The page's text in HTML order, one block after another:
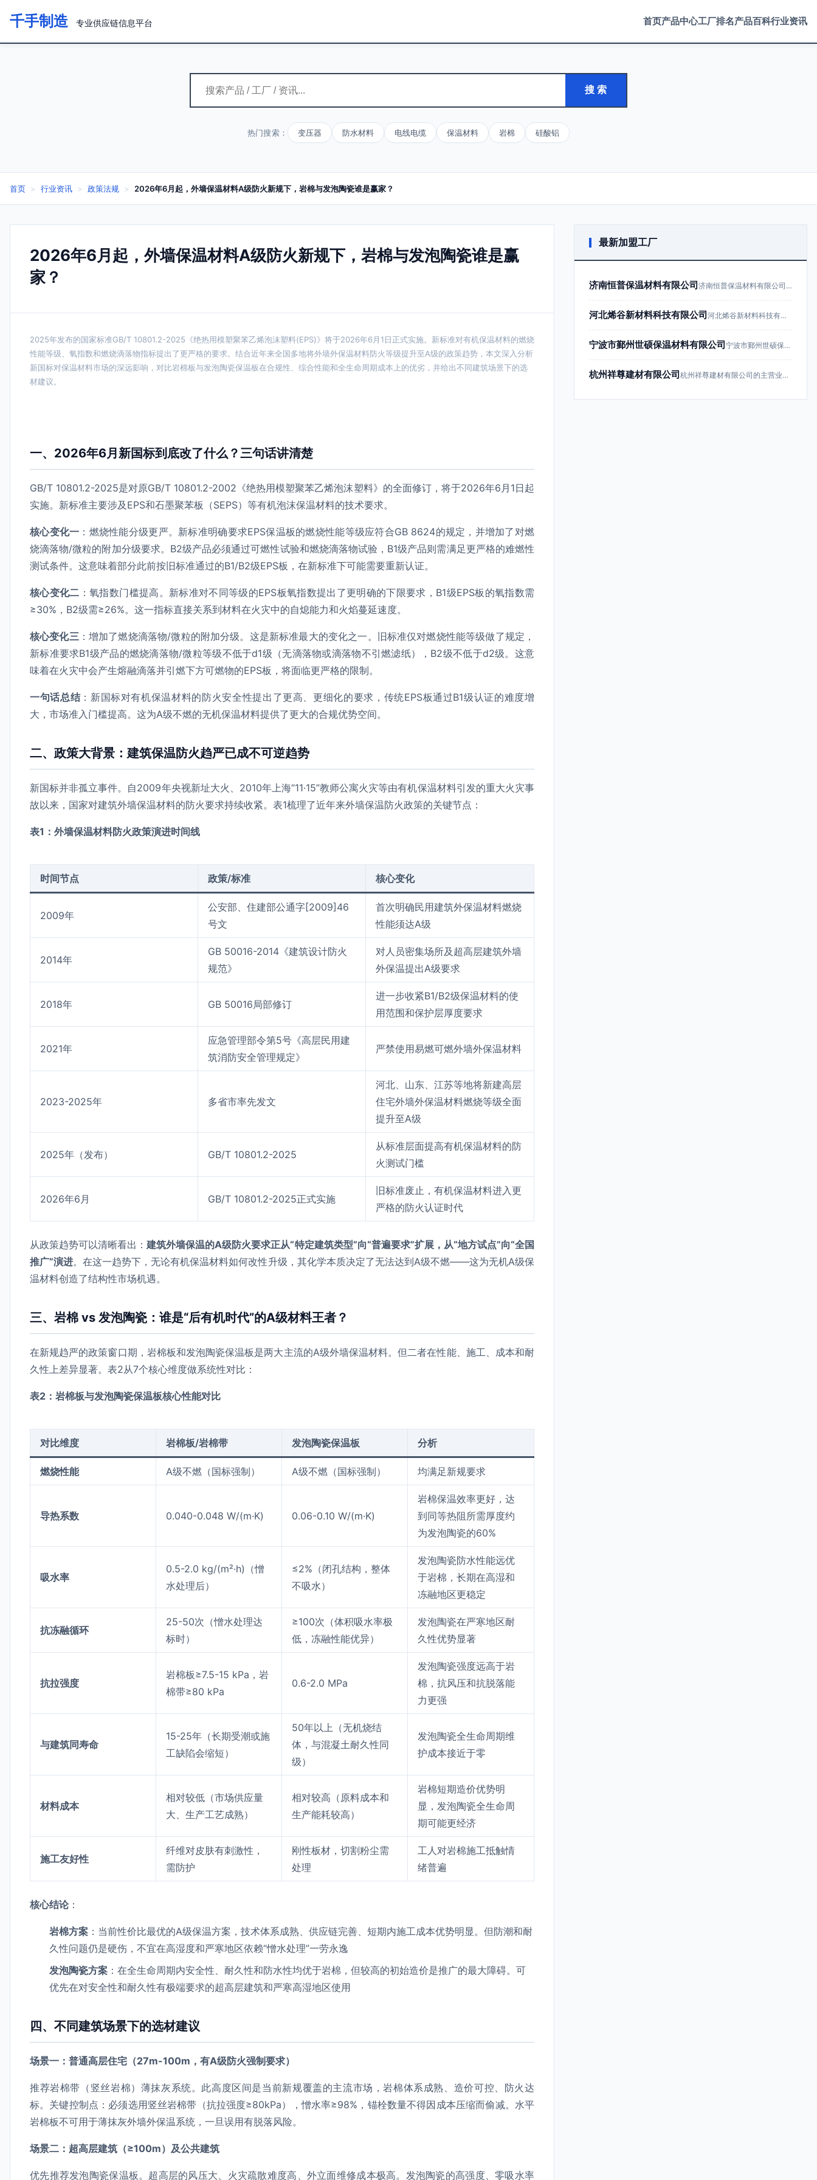
千手制造 专业供应链信息平台 首页产品中心工厂排名产品百科行业资讯
搜 索
热门搜索： 变压器 防水材料 电线电缆 保温材料 岩棉 硅酸铝
首页 > 行业资讯 > 政策法规 > 2026年6月起，外墙保温材料A级防火新规下，岩棉与发泡陶瓷谁是赢家？
2026年6月起，外墙保温材料A级防火新规下，岩棉与发泡陶瓷谁是赢
家？
2025年发布的国家标准GB/T 10801.2-2025《绝热用模塑聚苯乙烯泡沫塑料(EPS)》将于2026年6月1日正式实施。新标准对有机保温材料的燃烧
性能等级、氧指数和燃烧滴落物指标提出了更严格的要求。结合近年来全国多地将外墙外保温材料防火等级提升至A级的政策趋势，本文深入分析
新国标对保温材料市场的深远影响，对比岩棉板与发泡陶瓷保温板在合规性、综合性能和全生命周期成本上的优劣，并给出不同建筑场景下的选
材建议。
一、2026年6月新国标到底改了什么？三句话讲清楚
GB/T 10801.2-2025是对原GB/T 10801.2-2002《绝热用模塑聚苯乙烯泡沫塑料》的全面修订，将于2026年6月1日起
实施。新标准主要涉及EPS和石墨聚苯板（SEPS）等有机泡沫保温材料的技术要求。
核心变化一 ：燃烧性能分级更严。新标准明确要求EPS保温板的燃烧性能等级应符合GB 8624的规定，并增加了对燃
烧滴落物/微粒的附加分级要求。B2级产品必须通过可燃性试验和燃烧滴落物试验，B1级产品则需满足更严格的难燃性
测试条件。这意味着部分此前按旧标准通过的B1/B2级EPS板，在新标准下可能需要重新认证。
核心变化二 ：氧指数门槛提高。新标准对不同等级的EPS板氧指数提出了更明确的下限要求，B1级EPS板的氧指数需
≥30%，B2级需≥26%。这一指标直接关系到材料在火灾中的自熄能力和火焰蔓延速度。
核心变化三：增加了燃烧滴落物/微粒的附加分级。这是新标准最大的变化之一。旧标准仅对燃烧性能等级做了规定，
新标准要求B1级产品的燃烧滴落物/微粒等级不低于d1级（无滴落物或滴落物不引燃滤纸），B2级不低于d2级。这意
味着在火灾中会产生熔融滴落并引燃下方可燃物的EPS板，将面临更严格的限制。
一句话总结：新国标对有机保温材料的防火安全性提出了更高、更细化的要求，传统EPS板通过B1级认证的难度增
大，市场准入门槛提高。这为A级不燃的无机保温材料提供了更大的合规优势空间。
二、政策大背景：建筑保温防火趋严已成不可逆趋势
新国标并非孤立事件。自2009年央视新址大火、2010年上海“11·15”教师公寓火灾等由有机保温材料引发的重大火灾事
故以来，国家对建筑外墙保温材料的防火要求持续收紧。表1梳理了近年来外墙保温防火政策的关键节点：
表1：外墙保温材料防火政策演进时间线
时间节点 政策/标准 核心变化
2009年
公安部、住建部公通字[2009]46
号文
首次明确民用建筑外保温材料燃烧
性能须达A级
2014年
GB 50016-2014《建筑设计防火
规范》
对人员密集场所及超高层建筑外墙
外保温提出A级要求
2018年 GB 50016局部修订
进一步收紧B1/B2级保温材料的使
用范围和保护层厚度要求
2021年
应急管理部令第5号《高层民用建
筑消防安全管理规定》
严禁使用易燃可燃外墙外保温材料
2023-2025年 多省市率先发文
河北、山东、江苏等地将新建高层
住宅外墙外保温材料燃烧等级全面
提升至A级
2025年（发布） GB/T 10801.2-2025
从标准层面提高有机保温材料的防
火测试门槛
2026年6月 GB/T 10801.2-2025正式实施
旧标准废止，有机保温材料进入更
严格的防火认证时代
从政策趋势可以清晰看出：建筑外墙保温的A级防火要求正从“特定建筑类型”向“普遍要求”扩展，从“地方试点”向“全国
推广”演进。在这一趋势下，无论有机保温材料如何改性升级，其化学本质决定了无法达到A级不燃——这为无机A级保
温材料创造了结构性市场机遇。
三、岩棉 vs 发泡陶瓷：谁是“后有机时代”的A级材料王者？
在新规趋严的政策窗口期，岩棉板和发泡陶瓷保温板是两大主流的A级外墙保温材料。但二者在性能、施工、成本和耐
久性上差异显著。表2从7个核心维度做系统性对比：
表2：岩棉板与发泡陶瓷保温板核心性能对比
对比维度 岩棉板/岩棉带 发泡陶瓷保温板 分析
燃烧性能 A级不燃（国标强制） A级不燃（国标强制） 均满足新规要求
导热系数 0.040-0.048 W/(m·K) 0.06-0.10 W/(m·K)
岩棉保温效率更好，达
到同等热阻所需厚度约
为发泡陶瓷的60%
吸水率
0.5-2.0 kg/(m²·h)（憎
水处理后）
≤2%（闭孔结构，整体
不吸水）
发泡陶瓷防水性能远优
于岩棉，长期在高湿和
冻融地区更稳定
抗冻融循环
25-50次（憎水处理达
标时）
≥100次（体积吸水率极
低，冻融性能优异）
发泡陶瓷在严寒地区耐
久性优势显著
抗拉强度
岩棉板≥7.5-15 kPa，岩
棉带≥80 kPa
0.6-2.0 MPa
发泡陶瓷强度远高于岩
棉，抗风压和抗脱落能
力更强
与建筑同寿命
15-25年（长期受潮或施
工缺陷会缩短）
50年以上（无机烧结
体，与混凝土耐久性同
级）
发泡陶瓷全生命周期维
护成本接近于零
材料成本
相对较低（市场供应量
大、生产工艺成熟）
相对较高（原料成本和
生产能耗较高）
岩棉短期造价优势明
显，发泡陶瓷全生命周
期可能更经济
施工友好性
纤维对皮肤有刺激性，
需防护
刚性板材，切割粉尘需
处理
工人对岩棉施工抵触情
绪普遍
核心结论：
岩棉方案 ：当前性价比最优的A级保温方案，技术体系成熟、供应链完善、短期内施工成本优势明显。但防潮和耐
久性问题仍是硬伤，不宜在高湿度和严寒地区依赖“憎水处理”一劳永逸
发泡陶瓷方案 ：在全生命周期内安全性、耐久性和防水性均优于岩棉，但较高的初始造价是推广的最大障碍。可
优先在对安全性和耐久性有极端要求的超高层建筑和严寒高湿地区使用
四、不同建筑场景下的选材建议
场景一：普通高层住宅（27m-100m，有A级防火强制要求）
推荐岩棉带（竖丝岩棉）薄抹灰系统。此高度区间是当前新规覆盖的主流市场，岩棉体系成熟、造价可控、防火达
标。关键控制点：必须选用竖丝岩棉带（抗拉强度≥80kPa），憎水率≥98%，锚栓数量不得因成本压缩而偷减。水平
岩棉板不可用于薄抹灰外墙外保温系统，一旦误用有脱落风险。
场景二：超高层建筑（≥100m）及公共建筑
优先推荐发泡陶瓷保温板。超高层的风压大、火灾疏散难度高、外立面维修成本极高。发泡陶瓷的高强度、零吸水率
最新加盟工厂
济南恒普保温材料有限公司 济南恒普保温材料有限公司成立于201…
河北烯谷新材料科技有限公司 河北烯谷新材料科技有限公司成立于20…
宁波市鄞州世硕保温材料有限公司 宁波市鄞州世硕保温材料有限公司成立于…
杭州祥尊建材有限公司 杭州祥尊建材有限公司的主营业务为建筑…